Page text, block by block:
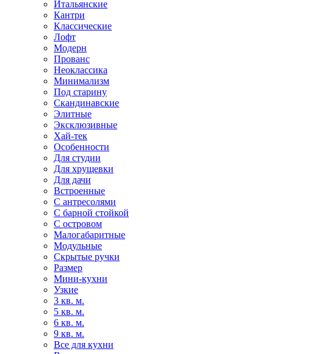
Итальянские
Кантри
Классические
Лофт
Модерн
Прованс
Неоклассика
Минимализм
Под старину
Скандинавские
Элитные
Эксклюзивные
Хай-тек
Особенности
Для студии
Для хрущевки
Для дачи
Встроенные
С антресолями
С барной стойкой
С островом
Малогабаритные
Модульные
Скрытые ручки
Размер
Мини-кухни
Узкие
3 кв. м.
5 кв. м.
6 кв. м.
9 кв. м.
Все для кухни